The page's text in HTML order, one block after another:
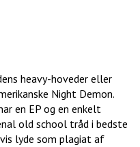
heavy-hoveder eller
Night Demon.
en EP og en enkelt
old school tråd i bedste
lyde som plagiat af